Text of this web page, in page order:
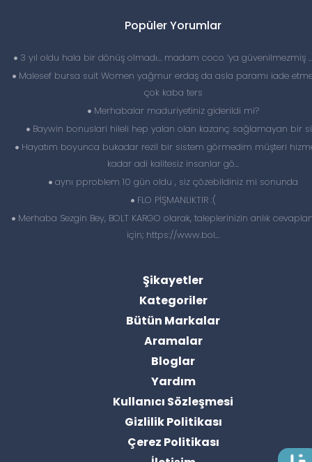
Popüler Yorumlar
3 yıl oldu hala bir dönüş olmadı… madam coco ‘ya güvenilmezmiş
Malesef bursa suit Women yağmur erdaş da asla paramı iade
çok kaba ters
Merhabalar maduriyetiniz giderildi mi?
Baywin bonuslari hileli hep yalan olan kazanç sağlamayan bir
Hayatım boyunca bukadar rezil bir sistem görmedim müşteri
kadar adi kalitesiz insanlar gö...
aynı pproblem 10 gün oldu , siz çözebildiniz mi sonunda
FLO PİŞMANLIKTIR :(
Merhaba Sezgin Bey, BOLT KARGO olarak, taleplerinizin anlık
için; https://www.bol...
Şikayetler
Kategoriler
Bütün Markalar
Aramalar
Bloglar
Yardım
Kullanıcı Sözleşmesi
Gizlilik Politikası
Çerez Politikası